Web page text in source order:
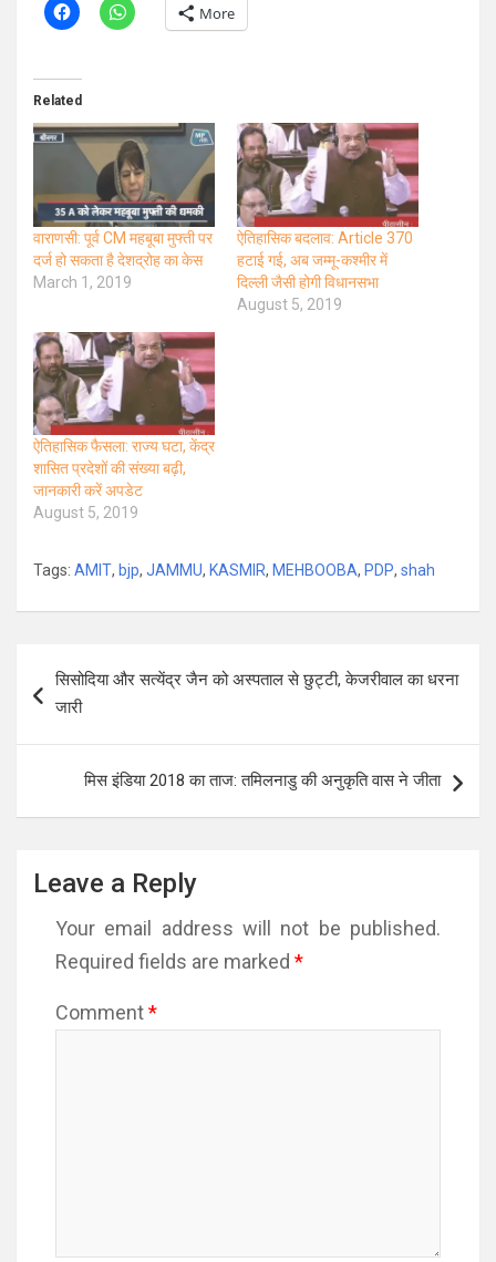
More
Related
वाराणसी: पूर्व CM महबूबा मुफ्ती पर
दर्ज हो सकता है देशद्रोह का केस
March 1, 2019
ऐतिहासिक बदलाव: Article 370
हटाई गई, अब जम्मू-कश्मीर में
दिल्ली जैसी होगी विधानसभा
August 5, 2019
ऐतिहासिक फैसला: राज्य घटा, केंद्र
शासित प्रदेशों की संख्या बढ़ी,
जानकारी करें अपडेट
August 5, 2019
Tags: AMIT, bjp, JAMMU, KASMIR, MEHBOOBA, PDP, shah
navigation
सिसोदिया और सत्येंद्र जैन को अस्पताल से छुट्टी, केजरीवाल का धरना
जारी
मिस इंडिया 2018 का ताज: तमिलनाडु की अनुकृति वास ने जीता
Leave a Reply
Your email address will not be published.
Required fields are marked *
Comment*